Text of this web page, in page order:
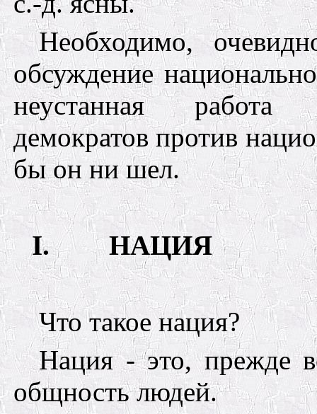
Необходимо,
обсуждение
неустанная работа
демократов против
бы он ни шел.
I. НАЦИЯ
Что такое нация?
Нация - это, прежде
общность людей.